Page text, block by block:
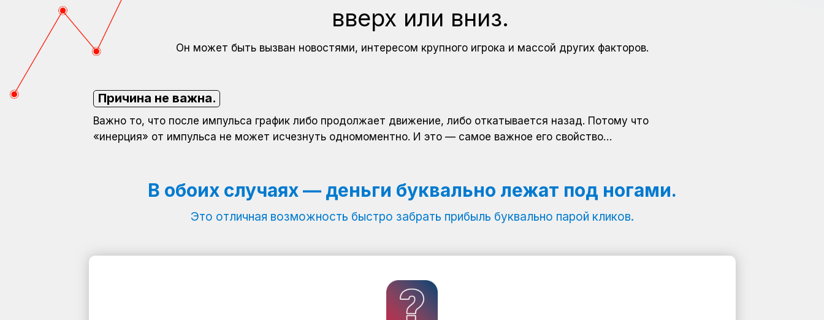
Причина не важна.
вверх или вниз.
Это отличная возможность быстро забрать прибыль буквально парой кликов.
В обоих случаях — деньги буквально лежат под ногами.
Важно то, что после импульса график либо продолжает движение, либо откатывается назад. Потому что
«инерция» от импульса не может исчезнуть одномоментно. И это — самое важное его свойство…
Он может быть вызван новостями, интересом крупного игрока и массой других факторов.